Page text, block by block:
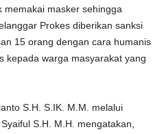
memakai masker sehingga
Prokes diberikan sanksi
15 orang dengan cara humanis
kepada warga masyarakat yang
S.H. S.IK. M.M. melalui
S.H. M.H. mengatakan,